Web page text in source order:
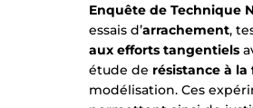
Enquête de Technique
essais d’arrachement,
aux efforts tangentiels
étude de résistance à la
modélisation. Ces